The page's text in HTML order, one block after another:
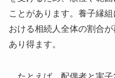
ことがあります。養子縁
おける相続人全体の割合
あり得ます。